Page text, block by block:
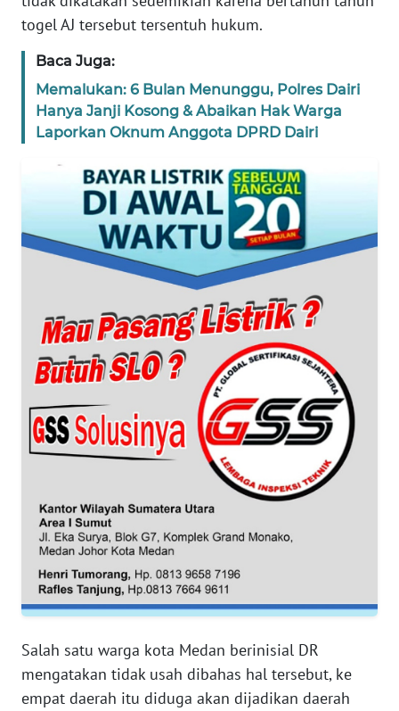
togel AJ tersebut tersentuh hukum.
Baca Juga:
Memalukan: 6 Bulan Menunggu, Polres Dairi
Hanya Janji Kosong & Abaikan Hak Warga
Laporkan Oknum Anggota DPRD Dairi
Salah satu warga kota Medan berinisial DR
mengatakan tidak usah dibahas hal tersebut, ke
empat daerah itu diduga akan dijadikan daerah
NTT
WN
KEPRI
WN
BARAT
SERAMBI
WN
JAMBI
SULTRA
WN
NTB
WN
WN
SULBAR